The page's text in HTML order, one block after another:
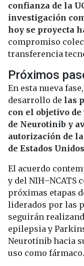
confianza de la
investigación
hoy se proyecta
compromiso
transferencia
Próximos
En esta nueva
desarrollo de las
con el objetivo
de Neurotinib y
autorización de
de Estados Unidos
El acuerdo
y del NIH–NCATS
próximas etapas
liderados por las
seguirán
epilepsia y
Neurotinib hacia
uso como fármaco.